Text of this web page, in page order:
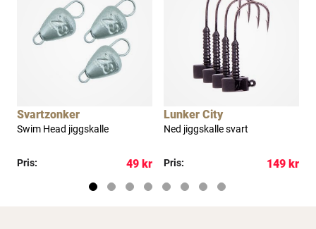
Svartzonker
Swim Head jiggskalle
Pris: 49 kr
Lunker City
Ned jiggskalle svart
Pris: 149 kr